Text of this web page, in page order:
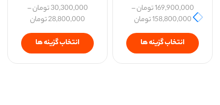
169,900,000تومان–
158,800,000تومان
انتخاب گزینه ها
30,300,000تومان–
28,800,000تومان
انتخاب گزینه ها